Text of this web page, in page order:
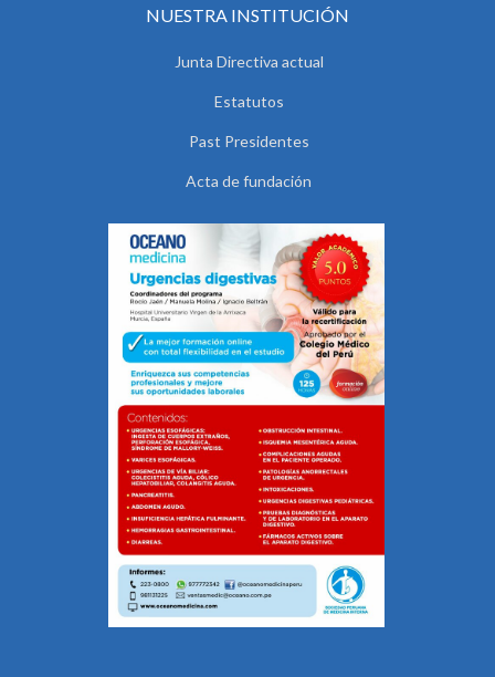
NUESTRA INSTITUCIÓN
Junta Directiva actual
Estatutos
Past Presidentes
Acta de fundación